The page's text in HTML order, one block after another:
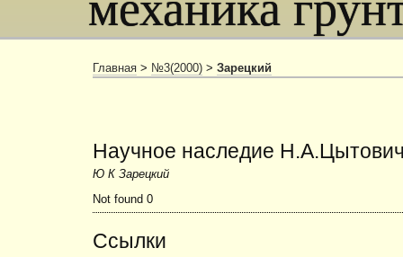
Главная > №3(2000) > Зарецкий
Научное наследие
Ю К Зарецкий
Not found 0
Ссылки